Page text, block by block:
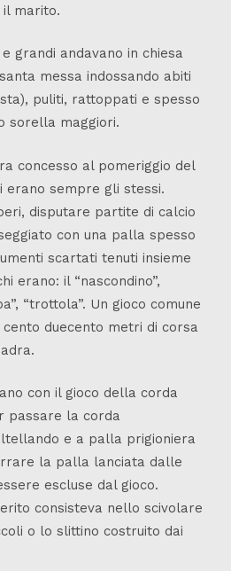
il marito.
grandi andavano in chiesa
messa indossando abiti
puliti, rattoppati e spesso
sorella maggiori.
concesso al pomeriggio del
erano sempre gli stessi.
disputare partite di calcio
con una palla spesso
scartati tenuti insieme
erano: il “nascondino”,
“trottola”. Un gioco comune
duecento metri di corsa
con il gioco della corda
passare la corda
e a palla prigioniera
la palla lanciata dalle
escluse dal gioco.
consisteva nello scivolare
o lo slittino costruito dai